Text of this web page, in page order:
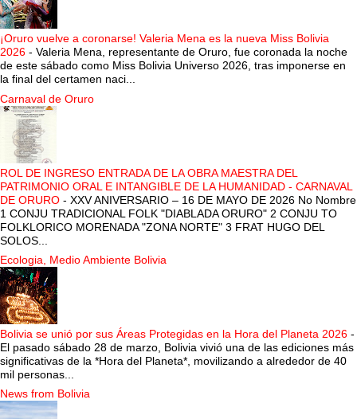
¡Oruro vuelve a coronarse! Valeria Mena es la nueva Miss Bolivia
2026 - Valeria Mena, representante de Oruro, fue coronada la noche
de este sábado como Miss Bolivia Universo 2026, tras imponerse en
la final del certamen naci...
Carnaval de Oruro
ROL DE INGRESO ENTRADA DE LA OBRA MAESTRA DEL
PATRIMONIO ORAL E INTANGIBLE DE LA HUMANIDAD - CARNAVAL
DE ORURO - XXV ANIVERSARIO – 16 DE MAYO DE 2026 No Nombre
1 CONJU TRADICIONAL FOLK "DIABLADA ORURO" 2 CONJU TO
FOLKLORICO MORENADA "ZONA NORTE" 3 FRAT HUGO DEL
SOLOS...
Ecologia, Medio Ambiente Bolivia
Bolivia se unió por sus Áreas Protegidas en la Hora del Planeta 2026 -
El pasado sábado 28 de marzo, Bolivia vivió una de las ediciones más
significativas de la *Hora del Planeta*, movilizando a alrededor de 40
mil personas...
News from Bolivia